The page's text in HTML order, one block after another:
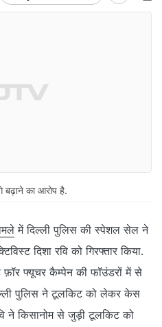
का आरोप है.
में दिल्ली पुलिस की स्पेशल सेल ने
दिशा रवि को गिरफ्तार किया.
फ़ॉर फ्यूचर कैम्पेन की फॉउंडरों में से
पुलिस ने टूलकिट को लेकर केस
ने किसानोम से जुड़ी टूलकिट को